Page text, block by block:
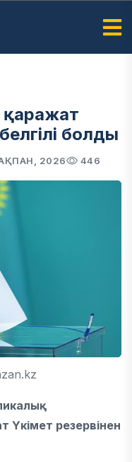
қаражат
болды
2026 446
Үкімет резервінен